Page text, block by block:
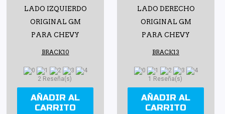
LADO IZQUIERDO
ORIGINAL GM
PARA CHEVY
BRACK10
2 Reseña(s)
AÑADIR AL
CARRITO
LADO DERECHO
ORIGINAL GM
PARA CHEVY
BRACK13
1 Reseña(s)
AÑADIR AL
CARRITO